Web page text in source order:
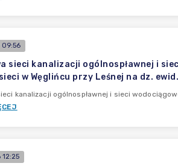
sieci kanalizacji ogólnospławnej i
w Węglińcu przy Leśnej na dz.
kanalizacji ogólnospławnej i sieci